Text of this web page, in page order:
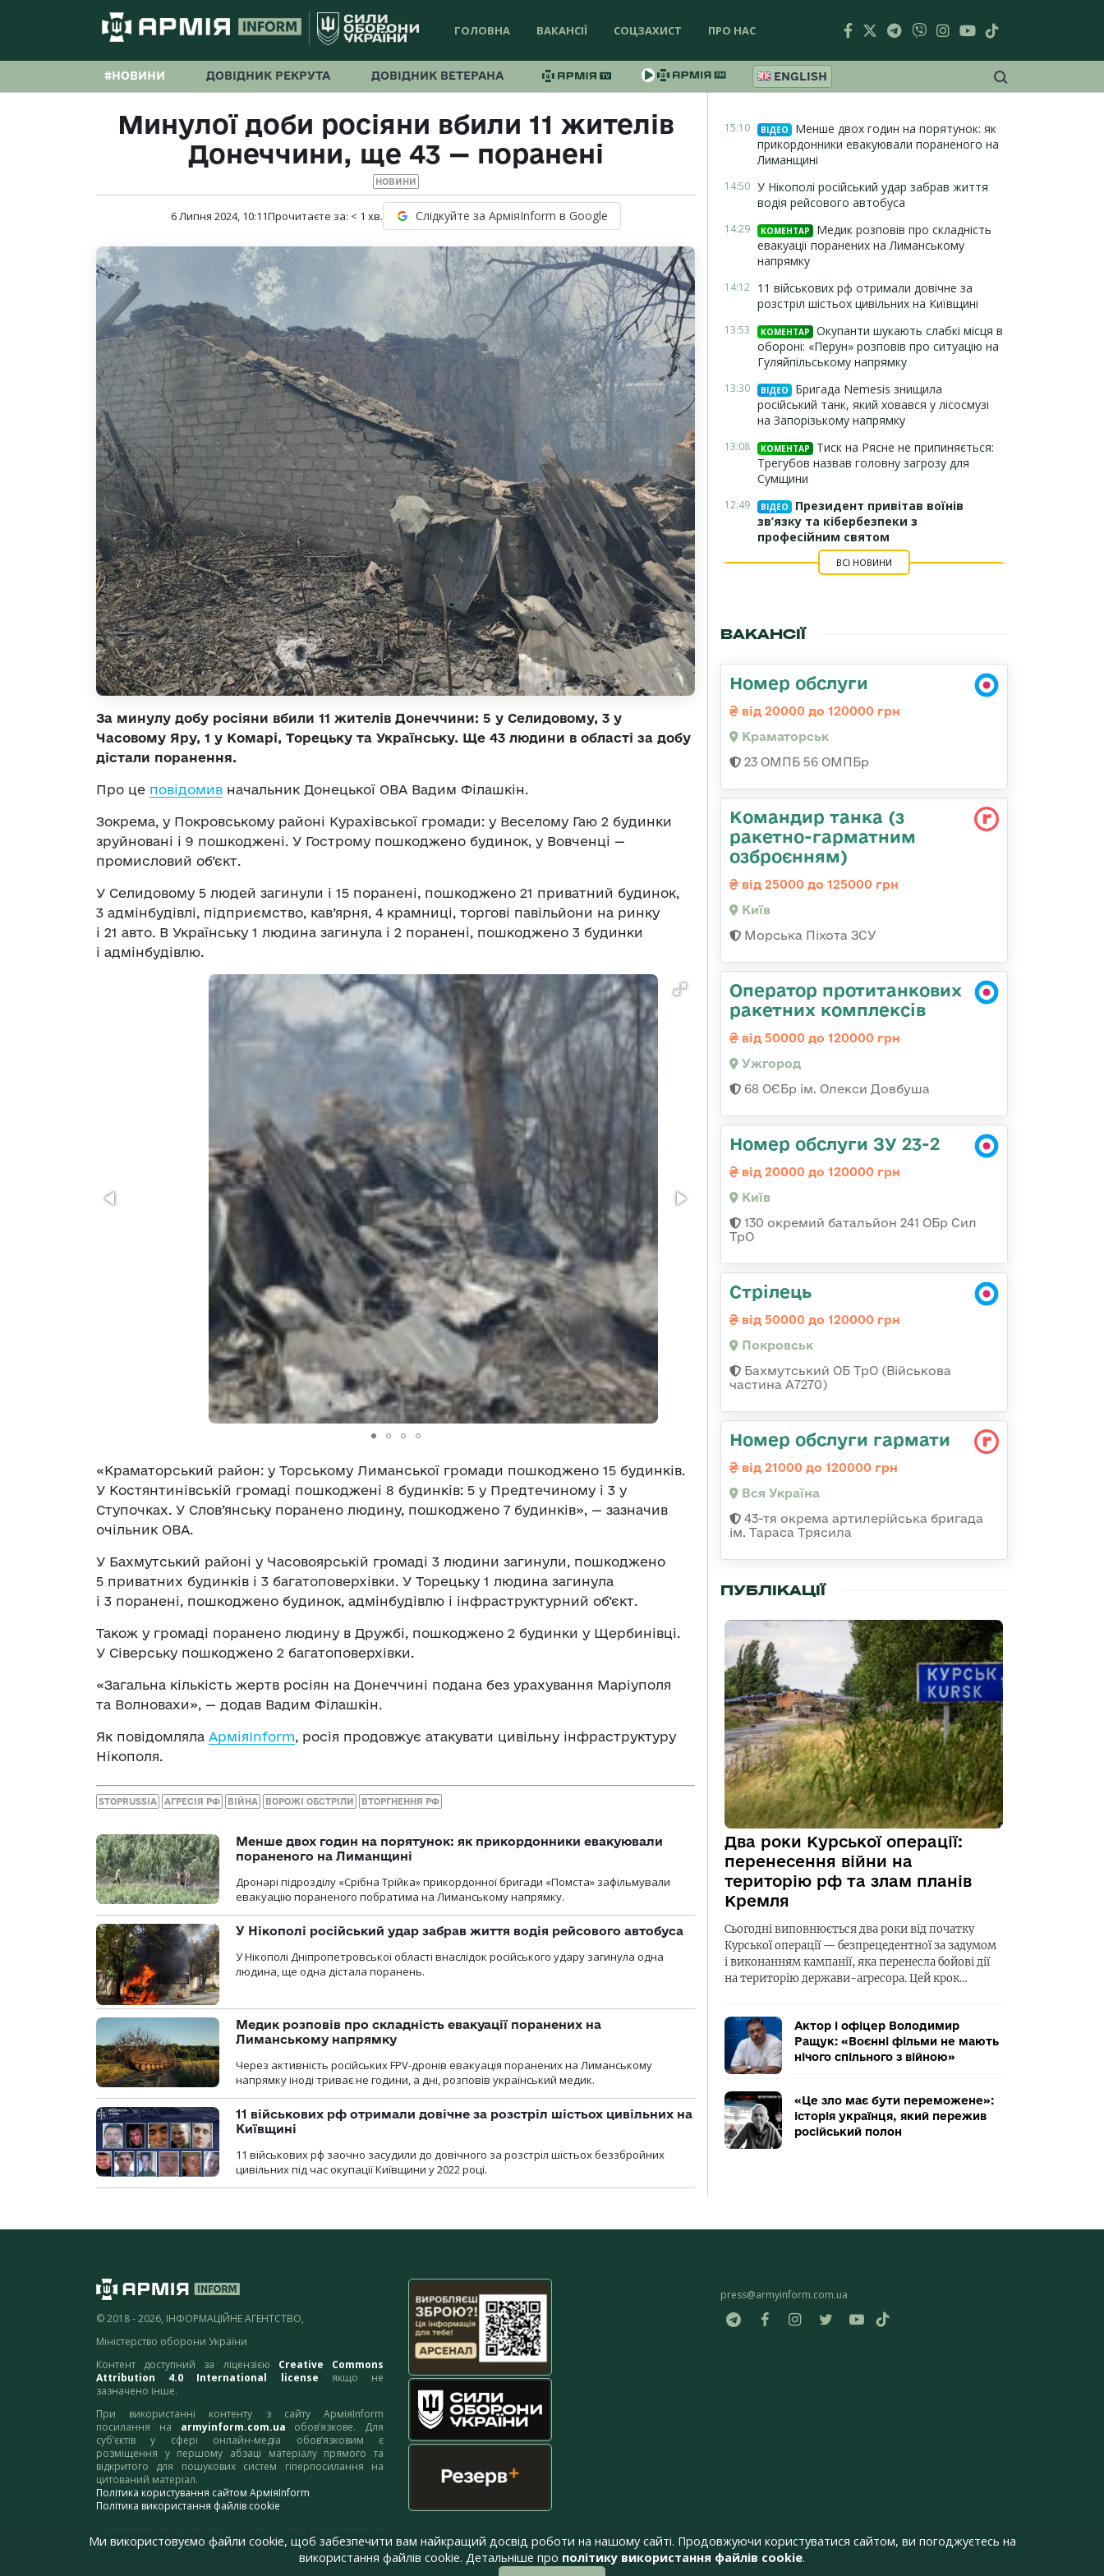
ГОЛОВНА ВАКАНСІЇ СОЦЗАХИСТ ПРО НАС
#НОВИНИ ДОВІДНИК РЕКРУТА ДОВІДНИК ВЕТЕРАНА ENGLISH
Минулої доби росіяни вбили 11 жителів
Донеччини, ще 43 — поранені
НОВИНИ
6 Липня 2024, 10:11Прочитаєте за: < 1 хв. Слідкуйте за АрміяInform в Google
За минулу добу росіяни вбили 11 жителів Донеччини: 5 у Селидовому, 3 у
Часовому Яру, 1 у Комарі, Торецьку та Українську. Ще 43 людини в області за добу
дістали поранення.
Про це повідомив начальник Донецької ОВА Вадим Філашкін.
Зокрема, у Покровському районі Курахівської громади: у Веселому Гаю 2 будинки
зруйновані і 9 пошкоджені. У Гострому пошкоджено будинок, у Вовченці —
промисловий об’єкт.
У Селидовому 5 людей загинули і 15 поранені, пошкоджено 21 приватний будинок,
3 адмінбудівлі, підприємство, кав’ярня, 4 крамниці, торгові павільйони на ринку
і 21 авто. В Українську 1 людина загинула і 2 поранені, пошкоджено 3 будинки
і адмінбудівлю.
«Краматорський район: у Торському Лиманської громади пошкоджено 15 будинків.
У Костянтинівській громаді пошкоджені 8 будинків: 5 у Предтечиному і 3 у
Ступочках. У Слов’янську поранено людину, пошкоджено 7 будинків», — зазначив
очільник ОВА.
У Бахмутський районі у Часовоярській громаді 3 людини загинули, пошкоджено
5 приватних будинків і 3 багатоповерхівки. У Торецьку 1 людина загинула
і 3 поранені, пошкоджено будинок, адмінбудівлю і інфраструктурний об’єкт.
Також у громаді поранено людину в Дружбі, пошкоджено 2 будинки у Щербинівці.
У Сіверську пошкоджено 2 багатоповерхівки.
«Загальна кількість жертв росіян на Донеччині подана без урахування Маріуполя
та Волновахи», — додав Вадим Філашкін.
Як повідомляла АрміяInform, росія продовжує атакувати цивільну інфраструктуру
Нікополя.
STOPRUSSIA АГРЕСІЯ РФ ВІЙНА ВОРОЖІ ОБСТРІЛИ ВТОРГНЕННЯ РФ
Менше двох годин на порятунок: як прикордонники евакуювали
пораненого на Лиманщині
Дронарі підрозділу «Срібна Трійка» прикордонної бригади «Помста» зафільмували
евакуацію пораненого побратима на Лиманському напрямку.
У Нікополі російський удар забрав життя водія рейсового автобуса
У Нікополі Дніпропетровської області внаслідок російського удару загинула одна
людина, ще одна дістала поранень.
Медик розповів про складність евакуації поранених на
Лиманському напрямку
Через активність російських FPV-дронів евакуація поранених на Лиманському
напрямку іноді триває не години, а дні, розповів український медик.
11 військових рф отримали довічне за розстріл шістьох цивільних на
Київщині
11 військових рф заочно засудили до довічного за розстріл шістьох беззбройних
цивільних під час окупації Київщини у 2022 році.
15:10 ВІДЕО
Менше двох годин на порятунок: як
прикордонники евакуювали пораненого на
Лиманщині
14:50 У Нікополі російський удар забрав життя
водія рейсового автобуса
14:29 КОМЕНТАР
Медик розповів про складність
евакуації поранених на Лиманському
напрямку
14:12 11 військових рф отримали довічне за
розстріл шістьох цивільних на Київщині
13:53 КОМЕНТАР
Окупанти шукають слабкі місця в
обороні: «Перун» розповів про ситуацію на
Гуляйпільському напрямку
13:30 ВІДЕО
Бригада Nemesis знищила
російський танк, який ховався у лісосмузі
на Запорізькому напрямку
13:08 КОМЕНТАР
Тиск на Рясне не припиняється:
Трегубов назвав головну загрозу для
Сумщини
12:49 ВІДЕО
Президент привітав воїнів
зв’язку та кібербезпеки з
професійним святом
ВСІ НОВИНИ
ВАКАНСІЇ
Номер обслуги
від 20000 до 120000 грн
Краматорськ
23 ОМПБ 56 ОМПБр
Командиp танка (з
pакетно-гарматним
озброєнням)
від 25000 до 125000 грн
Київ
Морська Піхота ЗСУ
Оператор протитанкових
ракетних комплексів
від 50000 до 120000 грн
Ужгород
68 ОЄБр ім. Олекси Довбуша
Номер обслуги ЗУ 23-2
від 20000 до 120000 грн
Київ
130 окремий батальйон 241 ОБр Сил
ТрО
Стрілець
від 50000 до 120000 грн
Покровськ
Бахмутський ОБ ТрО (Військова
частина А7270)
Номер обслуги гармати
від 21000 до 120000 грн
Вся Україна
43-тя окрема артилерійська бригада
ім. Тараса Трясила
ПУБЛІКАЦІЇ
Два роки Курської операції:
перенесення війни на
територію рф та злам планів
Кремля
Сьогодні виповнюється два роки від початку
Курської операції — безпрецедентної за задумом
і виконанням кампанії, яка перенесла бойові дії
на територію держави-агресора. Цей крок…
Актор і офіцер Володимир
Ращук: «Воєнні фільми не мають
нічого спільного з війною»
«Це зло має бути переможене»:
історія українця, який пережив
російський полон
© 2018 - 2026, ІНФОРМАЦІЙНЕ АГЕНТСТВО,
Міністерство оборони України
Контент доступний за ліцензією Creative Commons
Attribution 4.0 International license якщо не
зазначено інше.
При використанні контенту з сайту АрміяInform
посилання на armyinform.com.ua обов’язкове. Для
суб’єктів у сфері онлайн-медіа обов’язковим є
розміщення у першому абзаці матеріалу прямого та
відкритого для пошукових систем гіперпосилання на
цитований матеріал.
Політика користування сайтом АрміяInform
Політика використання файлів cookie
адресу:webmaster@armyinform.com.ua
press@armyinform.com.ua
Ми використовуємо файли cookie, щоб забезпечити вам найкращий досвід роботи на нашому сайті. Продовжуючи користуватися сайтом, ви погоджуєтесь на
використання файлів cookie. Детальніше про політику використання файлів cookie.